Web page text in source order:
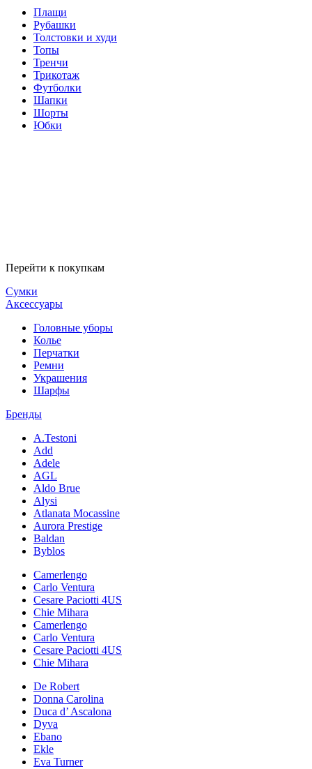
Плащи
Рубашки
Толстовки и худи
Топы
Тренчи
Трикотаж
Футболки
Шапки
Шорты
Юбки
Перейти к покупкам
Сумки
Аксессуары
Головные уборы
Колье
Перчатки
Ремни
Украшения
Шарфы
Бренды
A.Testoni
Add
Adele
AGL
Aldo Brue
Alysi
Atlanata Mocassine
Aurora Prestige
Baldan
Byblos
Camerlengo
Carlo Ventura
Cesare Paciotti 4US
Chie Mihara
Camerlengo
Carlo Ventura
Cesare Paciotti 4US
Chie Mihara
De Robert
Donna Carolina
Duca d’ Ascalona
Dyva
Ebano
Ekle
Eva Turner